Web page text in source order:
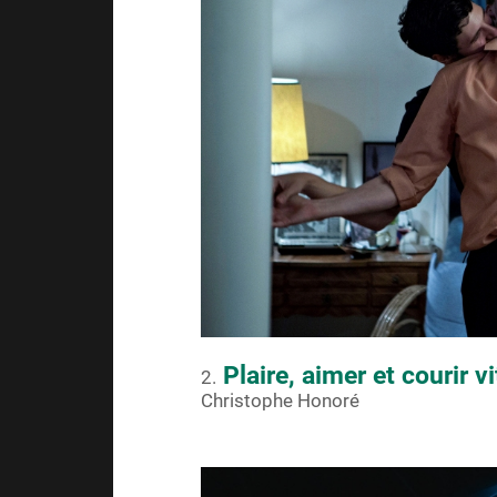
2. Plaire, aimer et courir
Christophe Honoré